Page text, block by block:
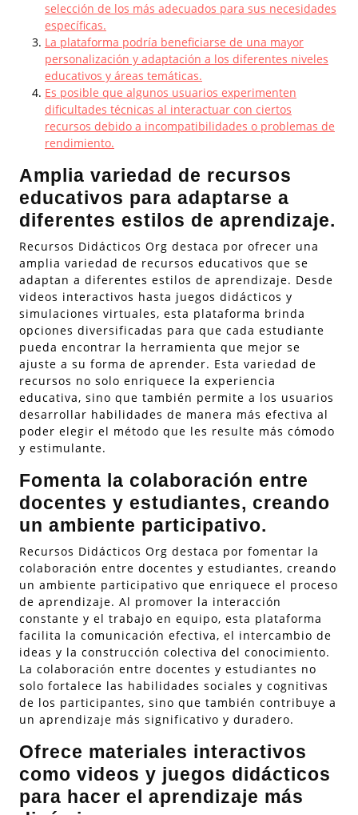
selección de los más adecuados para sus necesidades
específicas.
La plataforma podría beneficiarse de una mayor
personalización y adaptación a los diferentes niveles
educativos y áreas temáticas.
Es posible que algunos usuarios experimenten
dificultades técnicas al interactuar con ciertos
recursos debido a incompatibilidades o problemas de
rendimiento.
Amplia variedad de recursos
educativos para adaptarse a
diferentes estilos de aprendizaje.
Recursos Didácticos Org destaca por ofrecer una
amplia variedad de recursos educativos que se
adaptan a diferentes estilos de aprendizaje. Desde
videos interactivos hasta juegos didácticos y
simulaciones virtuales, esta plataforma brinda
opciones diversificadas para que cada estudiante
pueda encontrar la herramienta que mejor se
ajuste a su forma de aprender. Esta variedad de
recursos no solo enriquece la experiencia
educativa, sino que también permite a los usuarios
desarrollar habilidades de manera más efectiva al
poder elegir el método que les resulte más cómodo
y estimulante.
Fomenta la colaboración entre
docentes y estudiantes, creando
un ambiente participativo.
Recursos Didácticos Org destaca por fomentar la
colaboración entre docentes y estudiantes, creando
un ambiente participativo que enriquece el proceso
de aprendizaje. Al promover la interacción
constante y el trabajo en equipo, esta plataforma
facilita la comunicación efectiva, el intercambio de
ideas y la construcción colectiva del conocimiento.
La colaboración entre docentes y estudiantes no
solo fortalece las habilidades sociales y cognitivas
de los participantes, sino que también contribuye a
un aprendizaje más significativo y duradero.
Ofrece materiales interactivos
como videos y juegos didácticos
para hacer el aprendizaje más